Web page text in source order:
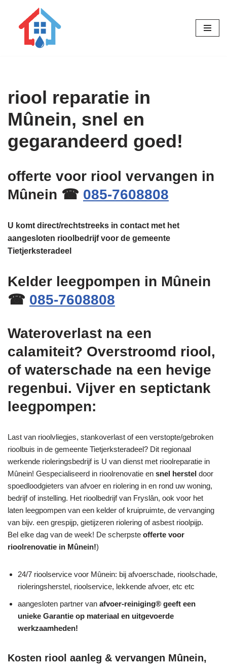
riool reparatie in
Mûnein, snel en
gegarandeerd goed!
offerte voor riool vervangen in
Mûnein ☎ 085-7608808
U komt direct/rechtstreeks in contact met het
aangesloten rioolbedrijf voor de gemeente
Tietjerksteradeel
Kelder leegpompen in Mûnein
☎ 085-7608808
Wateroverlast na een
calamiteit? Overstroomd riool,
of waterschade na een hevige
regenbui. Vijver en septictank
leegpompen:
Last van rioolvliegjes, stankoverlast of een verstopte/gebroken
rioolbuis in de gemeente Tietjerksteradeel? Dit regionaal
werkende rioleringsbedrijf is U van dienst met rioolreparatie in
Mûnein! Gespecialiseerd in rioolrenovatie en snel herstel door
spoedloodgieters van afvoer en riolering in en rond uw woning,
bedrijf of instelling. Het rioolbedrijf van Fryslân, ook voor het
laten leegpompen van een kelder of kruipruimte, de vervanging
van bijv. een grespijp, gietijzeren riolering of asbest rioolpijp.
Bel elke dag van de week! De scherpste offerte voor
rioolrenovatie in Mûnein!)
24/7 rioolservice voor Mûnein: bij afvoerschade, rioolschade,
rioleringsherstel, rioolservice, lekkende afvoer, etc etc
aangesloten partner van afvoer-reiniging® geeft een
unieke Garantie op materiaal en uitgevoerde
werkzaamheden!
Kosten riool aanleg & vervangen Mûnein,